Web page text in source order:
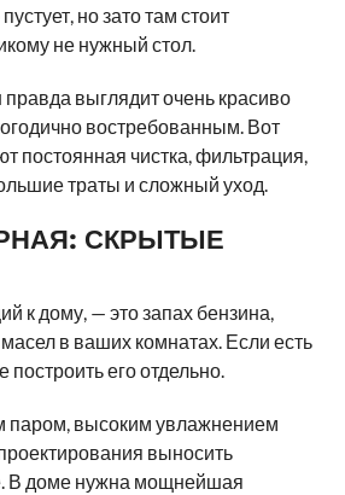
но зато там стоит
не нужный стол.
выглядит очень красиво
востребованным. Вот
постоянная чистка, фильтрация,
траты и сложный уход.
СКРЫТЫЕ
к дому, — это запах бензина,
в ваших комнатах. Если есть
его отдельно.
паром, высоким увлажнением
выносить
В доме нужна мощнейшая